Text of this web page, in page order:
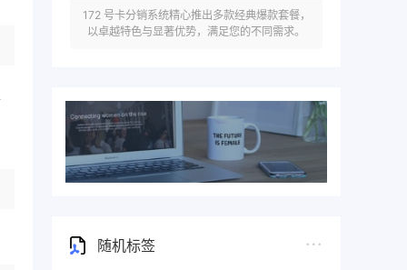
172 号卡分销系统精心推出多款经典爆款套餐，
以卓越特色与显著优势，满足您的不同需求。
随机标签